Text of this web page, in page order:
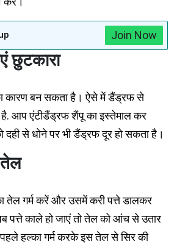
Join Now
छुटकारा
कारण बन सकता है। ऐसे में डैंड्रफ से
है. आप एंटीडैंड्रफ शैंपू का इस्तेमाल कर
दही से धोने पर भी डैंड्रफ दूर हो सकता है।
तेल
तेल गर्म करें और उसमें करी पत्ते डालकर
पत्ते काले हो जाएं तो तेल को आंच से उतार
हल्का गर्म करके इस तेल से सिर की